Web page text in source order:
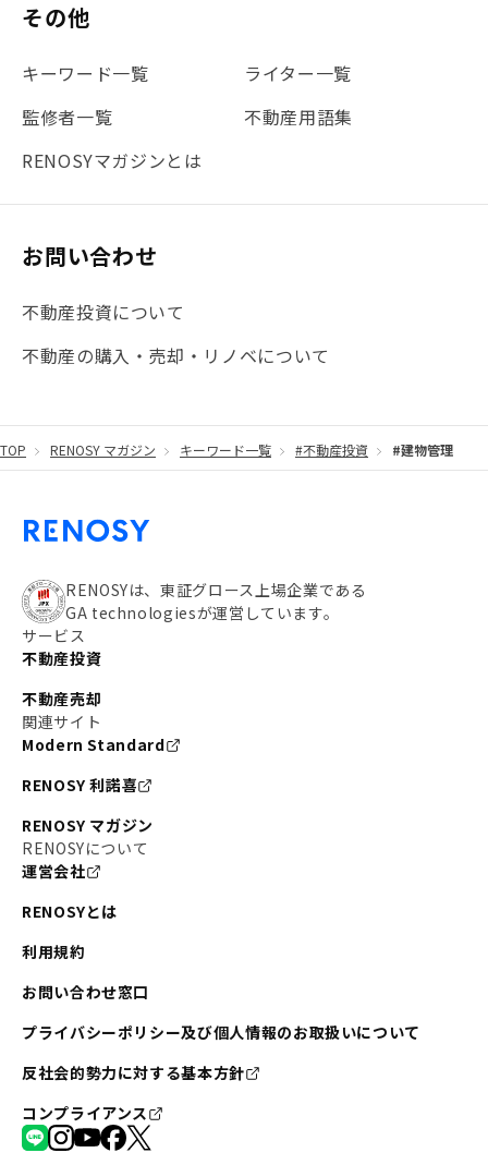
その他
キーワード一覧
ライター一覧
監修者一覧
不動産用語集
RENOSYマガジンとは
お問い合わせ
不動産投資について
不動産の購入・売却・リノベについて
TOP RENOSY マガジン キーワード一覧 #不動産投資 #建物管理
RENOSYは、東証グロース上場企業である
GA technologiesが運営しています。
サービス
不動産投資
不動産売却
関連サイト
Modern Standard
RENOSY 利諾喜
RENOSY マガジン
RENOSYについて
運営会社
RENOSYとは
利用規約
お問い合わせ窓口
プライバシーポリシー及び個人情報のお取扱いについて
反社会的勢力に対する基本方針
コンプライアンス